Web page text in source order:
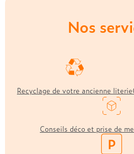
Nos
Recyclage de votre ancienne literie
Conseils déco et prise de